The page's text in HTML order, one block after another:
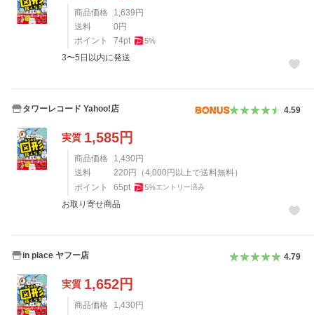
商品価格 1,639 円
送料
0 円
ポイント
74pt 5%
3〜5日以内に発送
タワーレコード Yahoo!店 4.59
実質 1,585円
商品価格 1,430 円
送料
220 円 （4,000 円以上で送料無料）
ポイント
65pt 5%エントリー済み
お取り寄せ商品
in place ヤフー店 4.79
実質 1,652円
商品価格 1,430 円